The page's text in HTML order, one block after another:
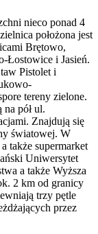
nieco ponad 4
położona jest
Brętowo,
Łostowice i Jasień.
Pistolet i
tereny zielone.
pół ul.
Znajdują się
światowej. W
także supermarket
Uniwersytet
a także Wyższa
2 km od granicy
trzy pętle
przez